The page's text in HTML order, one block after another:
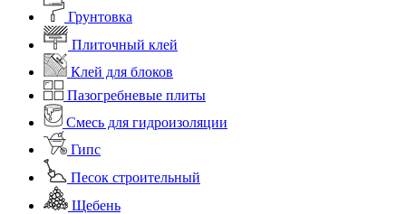
Грунтовка
Плиточный клей
Клей для блоков
Пазогребневые плиты
Смесь для гидроизоляции
Гипс
Песок строительный
Щебень